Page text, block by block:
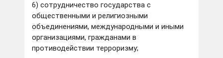
6) сотрудничество государства с
общественными и религиозными
объединениями, международными и иными
организациями, гражданами в
противодействии терроризму;